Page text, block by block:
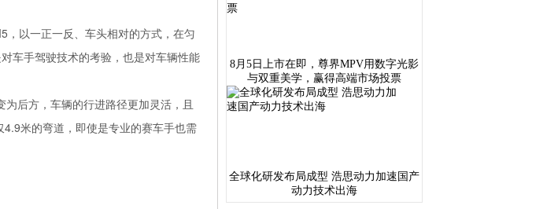
，以一正一反、车头相对的方式，在匀
车手驾驶技术的考验，也是对车辆性能
后方，车辆的行进路径更加灵活，且
米的弯道，即使是专业的赛车手也需
8月5日上市在即，尊界MPV用数字光影
与双重美学，赢得高端市场投票
全球化研发布局成型 浩思动力加速国产
动力技术出海